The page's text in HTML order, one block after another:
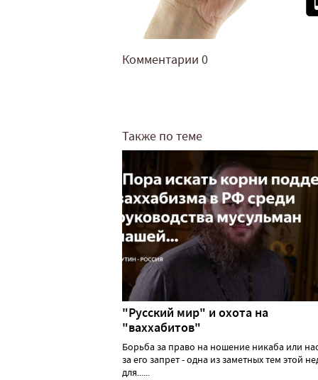
Комментарии 0
Также по теме
"Русский мир" и охота на
"ваххабитов"
Борьба за право на ношение никаба или
за его запрет - одна из заметных тем этой
для......